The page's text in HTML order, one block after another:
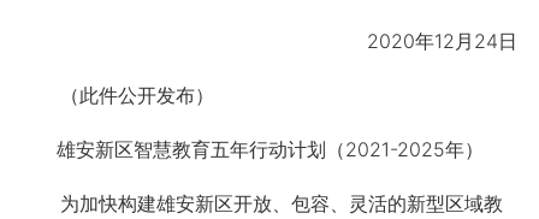
2020年12月24日
（此件公开发布）
雄安新区智慧教育五年行动计划 （2021-2025年）
为加快构建雄安新区开放、包容、灵活的新型区域教